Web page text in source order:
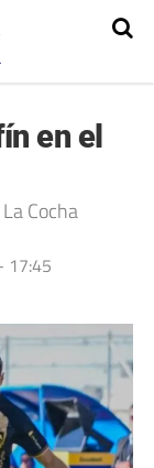
en el
Cocha